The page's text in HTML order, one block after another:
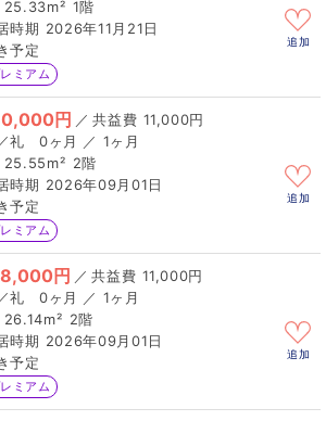
25.33m² 1階
2026年11月21日
予定
ミアム
追加
円 ／
11,000円
0ヶ月 ／ 1ヶ月
25.55m² 2階
2026年09月01日
予定
ミアム
追加
円 ／
11,000円
0ヶ月 ／ 1ヶ月
26.14m² 2階
2026年09月01日
予定
ミアム
追加